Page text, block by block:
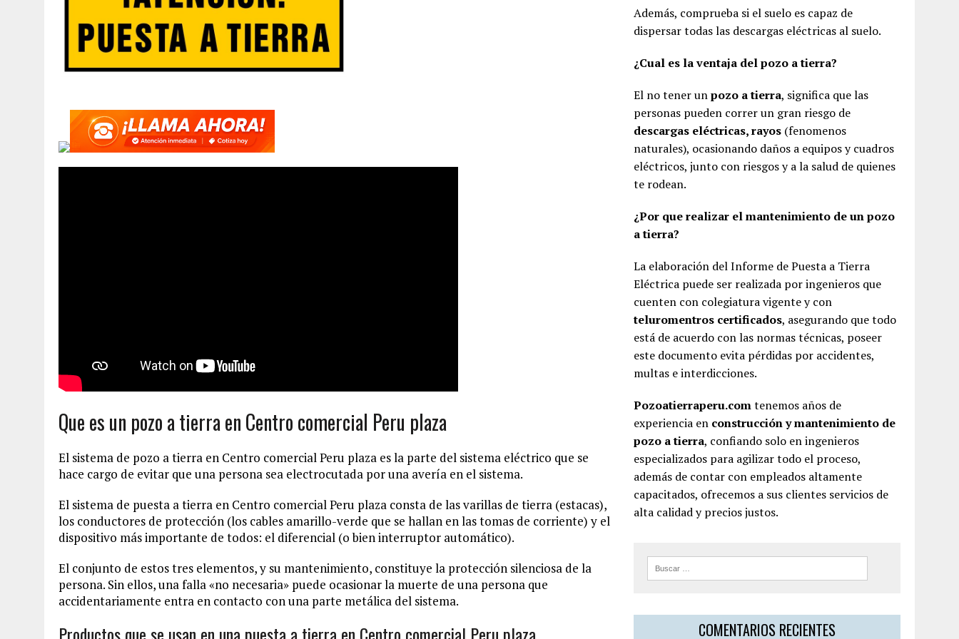
Que es un pozo a tierra en Centro comercial Peru plaza
El sistema de pozo a tierra en Centro comercial Peru plaza es la parte del sistema eléctrico que se
hace cargo de evitar que una persona sea electrocutada por una avería en el sistema.
El sistema de puesta a tierra en Centro comercial Peru plaza consta de las varillas de tierra (estacas),
los conductores de protección (los cables amarillo-verde que se hallan en las tomas de corriente) y el
dispositivo más importante de todos: el diferencial (o bien interruptor automático).
El conjunto de estos tres elementos, y su mantenimiento, constituye la protección silenciosa de la
persona. Sin ellos, una falla «no necesaria» puede ocasionar la muerte de una persona que
accidentariamente entra en contacto con una parte metálica del sistema.
Productos que se usan en una puesta a tierra en Centro comercial Peru plaza
Además, comprueba si el suelo es capaz de
dispersar todas las descargas eléctricas al suelo.
¿Cual es la ventaja del pozo a tierra?
El no tener unpozo a tierra, significa que las
personas pueden correr un gran riesgo de
descargas eléctricas, rayos (fenomenos
naturales), ocasionando daños a equipos y cuadros
eléctricos, junto con riesgos y a la salud de quienes
te rodean.
¿Por que realizar el mantenimiento de un pozo
a tierra?
La elaboración del Informe de Puesta a Tierra
Eléctrica puede ser realizada por ingenieros que
cuenten con colegiatura vigente y con
teluromentros certificados, asegurando que todo
está de acuerdo con las normas técnicas, poseer
este documento evita pérdidas por accidentes,
multas e interdicciones.
Pozoatierraperu.comtenemos años de
experiencia en construcción y mantenimiento de
pozo a tierra, confiando solo en ingenieros
especializados para agilizar todo el proceso,
además de contar con empleados altamente
capacitados, ofrecemos a sus clientes servicios de
alta calidad y precios justos.
COMENTARIOS RECIENTES